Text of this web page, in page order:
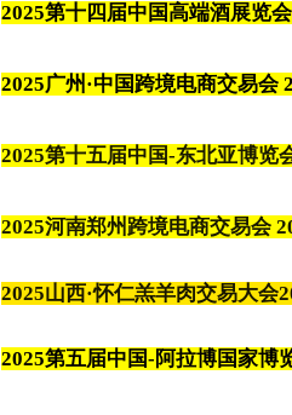
2025第十四届中国高端酒展览
2025广州·中国跨境电商交易会
2025第十五届中国-东北亚博览
2025河南郑州跨境电商交易会
2025山西·怀仁羔羊肉交易大会
2025第五届中国-阿拉博国家博